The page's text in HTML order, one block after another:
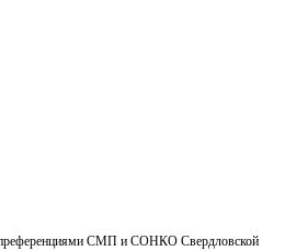
преференциями СМП и СОНКО Свердловской